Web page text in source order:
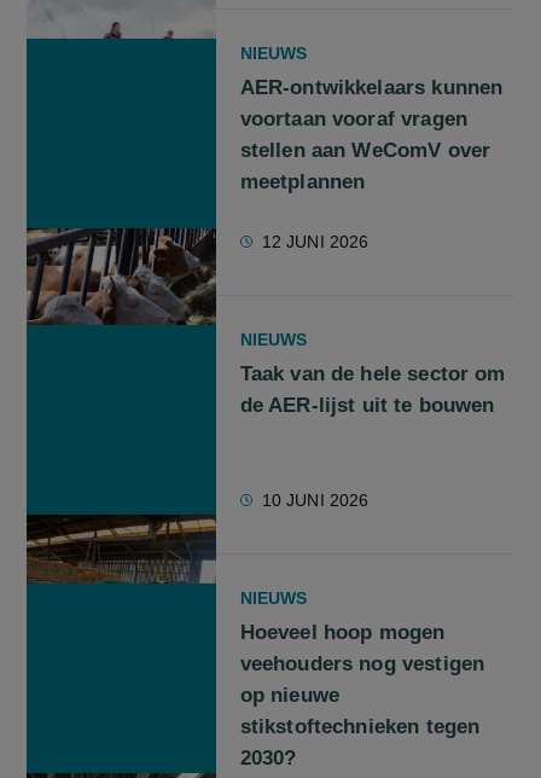
NIEUWS
AER-ontwikkelaars kunnen
voortaan vooraf vragen
stellen aan WeComV over
meetplannen
12 JUNI 2026
NIEUWS
Taak van de hele sector om
de AER-lijst uit te bouwen
10 JUNI 2026
NIEUWS
Hoeveel hoop mogen
veehouders nog vestigen
op nieuwe
stikstoftechnieken tegen
2030?